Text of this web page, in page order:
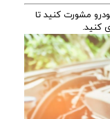
مشورت کنید تا
کنید.